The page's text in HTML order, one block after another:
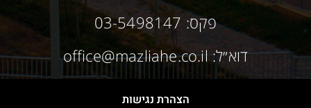
פקס: 03-5498147
דוא״ל: office@mazliahe.co.il
הצהרת נגישות